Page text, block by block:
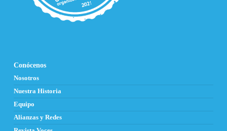
Conócenos
Nosotros
Nuestra Historia
Equipo
Alianzas y Redes